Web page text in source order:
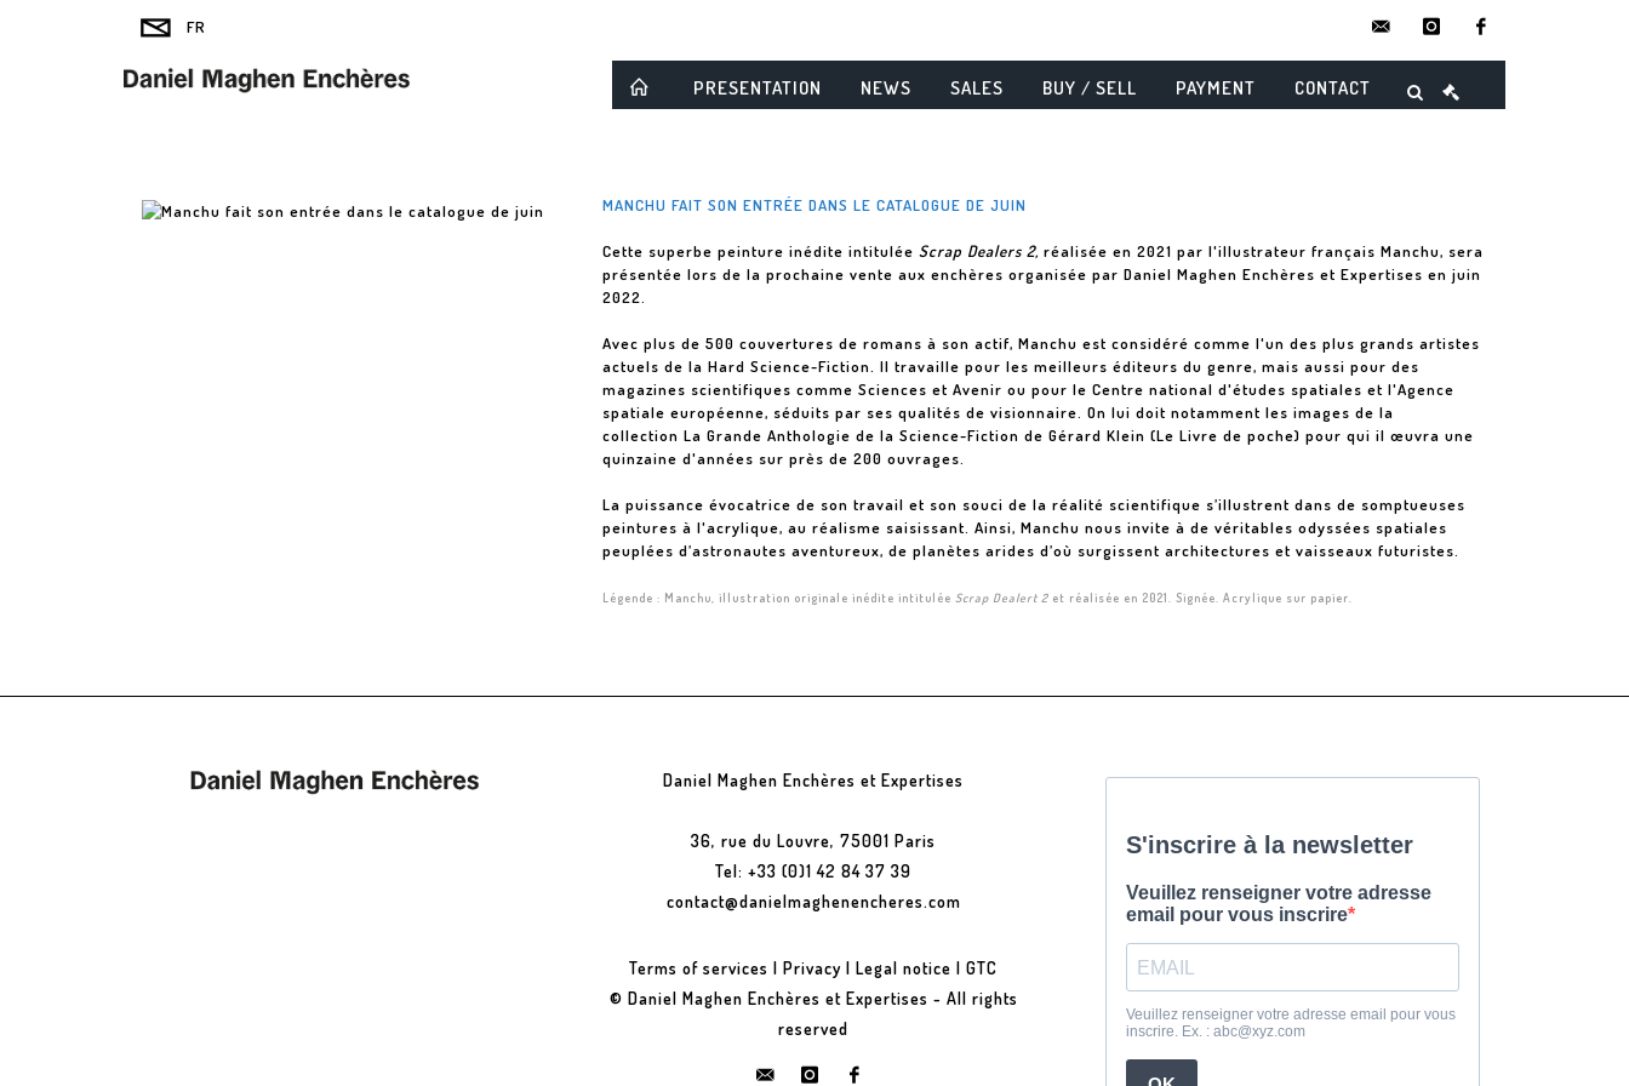
instagram
PRESENTATION NEWS SALES BUY / SELL PAYMENT CONTACT
MANCHU FAIT SON ENTRÉE DANS LE CATALOGUE DE JUIN
Cette superbe peinture inédite intitulée Scrap Dealers 2, réalisée en 2021 par l'illustrateur français Manchu, sera
présentée lors de la prochaine vente aux enchères organisée par Daniel Maghen Enchères et Expertises en juin
2022.
Avec plus de 500 couvertures de romans à son actif, Manchu est considéré comme l'un des plus grands artistes
actuels de la Hard Science-Fiction. Il travaille pour les meilleurs éditeurs du genre, mais aussi pour des
magazines scientifiques comme Sciences et Avenir ou pour le Centre national d'études spatiales et l'Agence
spatiale européenne, séduits par ses qualités de visionnaire. On lui doit notamment les images de la
collection La Grande Anthologie de la Science-Fiction de Gérard Klein (Le Livre de poche) pour qui il œuvra une
quinzaine d'années sur près de 200 ouvrages.
La puissance évocatrice de son travail et son souci de la réalité scientifique s’illustrent dans de somptueuses
peintures à l'acrylique, au réalisme saisissant. Ainsi, Manchu nous invite à de véritables odyssées spatiales
peuplées d’astronautes aventureux, de planètes arides d’où surgissent architectures et vaisseaux futuristes.
Légende : Manchu, illustration originale inédite intitulée Scrap Dealert 2 et réalisée en 2021. Signée. Acrylique sur papier.
Daniel Maghen Enchères et Expertises
36, rue du Louvre, 75001 Paris
Tel: +33 (0)1 42 84 37 39
contact@danielmaghenencheres.com
Terms of services |Privacy |Legal notice |GTC
© Daniel Maghen Enchères et Expertises - All rights
reserved